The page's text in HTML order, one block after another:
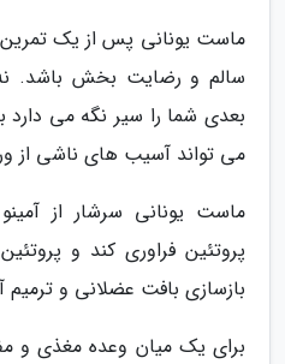
ماست یونانی پس از یک
سالم و رضایت بخش باشد. نه
بعدی شما را سیر نگه می
می تواند آسیب های ناشی از
ماست یونانی سرشار از
پروتئین فراوری کند و
بازسازی بافت عضلانی و
برای یک میان وعده مغذی و